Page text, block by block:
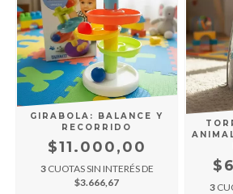
GIRABOLA: BALANCE Y
RECORRIDO
$11.000,00
3 CUOTAS SIN INTERÉS DE
$3.666,67
3